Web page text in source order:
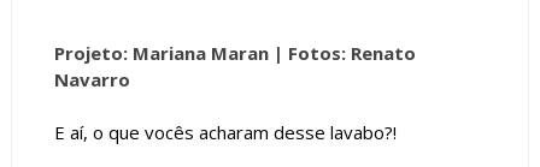
Projeto: Mariana Maran | Fotos: Renato
Navarro
E aí, o que vocês acharam desse lavabo?!